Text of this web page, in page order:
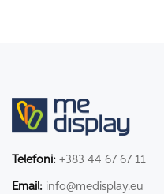
Telefoni: +383 44 67 67 11
Email: info@medisplay.eu